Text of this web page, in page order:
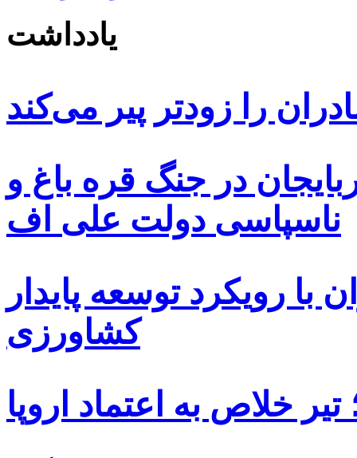
یادداشت
را زودتر پیر می‌کند
در جنگ قره باغ و
ناسپاسی دولت علی اف
با رویکرد توسعه پایدار
کشاورزی
خلاص به اعتماد اروپا